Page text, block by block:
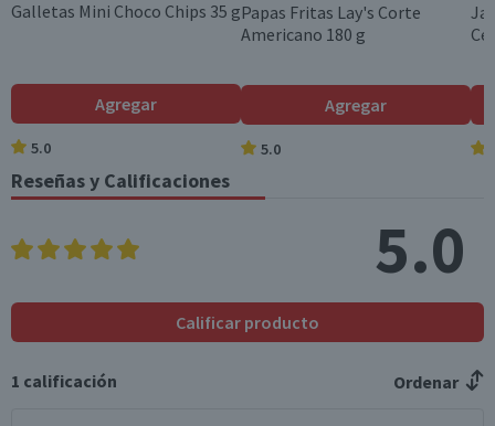
6
Hidratos de Carbon
o disponibles (g)
14,9 14,9
Azúcares totales
(g)
*Ingesta de referencia de un adulto promedio (8400 kj / 2000 kcal)
Galletas Mini Choco Chips 35 g
Agregar
5.0
Papas Fritas Lay's Corte
Americano 180 g
Agregar
5.0
Reseñas y Calificaciones
5.0
Calificar producto
1 calificación Ordenar